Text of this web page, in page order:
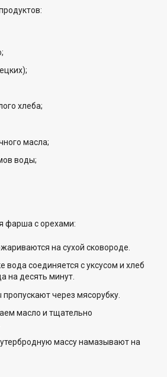
хлеба;
масла;
воды;
фарша с орехами:
на сухой сковороде.
вода соединяется с уксусом и хлеб
на десять минут.
через мясорубку.
масло и тщательно
массу намазывают на